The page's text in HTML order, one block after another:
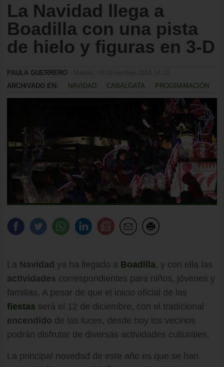
La Navidad llega a
Boadilla con una pista
de hielo y figuras en 3-D
PAULA GUERRERO
ARCHIVADO EN:
NAVIDAD CABALGATA PROGRAMACIÓN
La Navidad ya ha llegado a Boadilla, y con ella las
actividades correspondientes para niños, jóvenes y
familias. A pesar de que el inicio oficial de las
fiestas será el 12 de diciembre, con el tradicional
encendido de las luces, desde hoy los vecinos
podrán disfrutar de diversas actividades culturales.
La principal novedad de este año es que se han